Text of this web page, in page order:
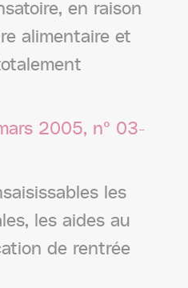
en raison
alimentaire et
2005, n° 03-
les
les aides au
de rentrée